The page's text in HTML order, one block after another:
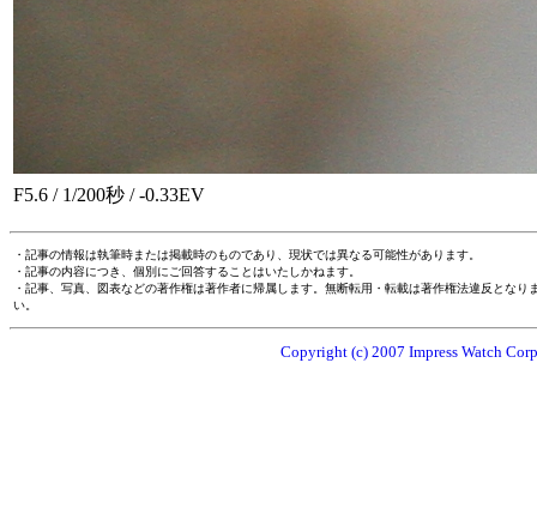
F5.6 / 1/200秒 / -0.33EV
・記事の情報は執筆時または掲載時のものであり、現状では異なる可能性があります。
・記事の内容につき、個別にご回答することはいたしかねます。
・記事、写真、図表などの著作権は著作者に帰属します。無断転用・転載は著作権法違反とな
い。
Copyright (c) 2007 Impress Watch